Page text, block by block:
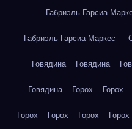
Габриэль Гарсиа
Габриэль Гарсиа Маркес —
Говядина Говядина
Говядина Горох Горох
Горох Горох Горох Горох